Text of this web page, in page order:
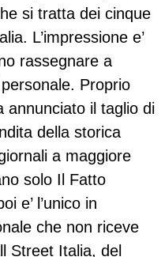
si tratta dei cinque
L’impressione e’
rassegnare a
Proprio
annunciato il taglio di
della storica
a maggiore
solo Il Fatto
e’ l’unico in
che non riceve
Street Italia, del